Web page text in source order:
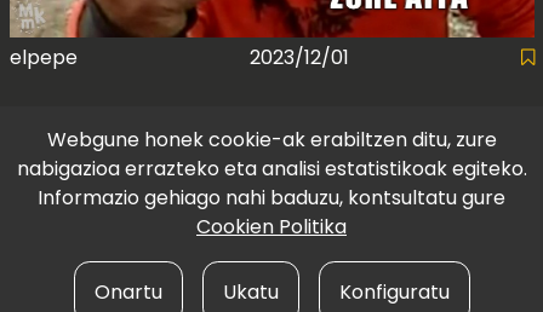
elpepe 2023/12/01
Webgune honek cookie-ak erabiltzen ditu, zure
nabigazioa errazteko eta analisi estatistikoak egiteko.
Informazio gehiago nahi baduzu, kontsultatu gure
Cookien Politika
Onartu Ukatu Konfiguratu